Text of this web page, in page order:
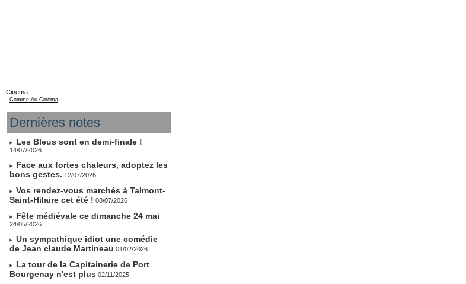
Cinema
Comme Au Cinema
Dernières notes
Les Bleus sont en demi-finale !
14/07/2026
Face aux fortes chaleurs, adoptez les
bons gestes. 12/07/2026
Vos rendez-vous marchés à Talmont-
Saint-Hilaire cet été ! 08/07/2026
Fête médiévale ce dimanche 24 mai
24/05/2026
Un sympathique idiot une comédie
de Jean claude Martineau 01/02/2026
La tour de la Capitainerie de Port
Bourgenay n'est plus 02/11/2025